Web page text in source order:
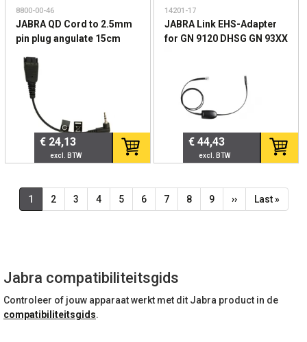
8800-00-46
JABRA QD Cord to 2.5mm
pin plug angulate 15cm
PLX CA40
€ 24,13
14201-17
JABRA Link EHS-Adapter
for GN 9120 DHSG GN 93XX
accepting calls
€ 44,43
Paginering
Huidige
pagina
1 Page
2 Page
3 Page
4 Page
5 Page
6 Page
7 Page
8 Page
9
Volgende
pagina
››
Laatste
pagina
Last »
Jabra compatibiliteitsgids
Controleer of jouw apparaat werkt met dit Jabra product in de
compatibiliteitsgids.